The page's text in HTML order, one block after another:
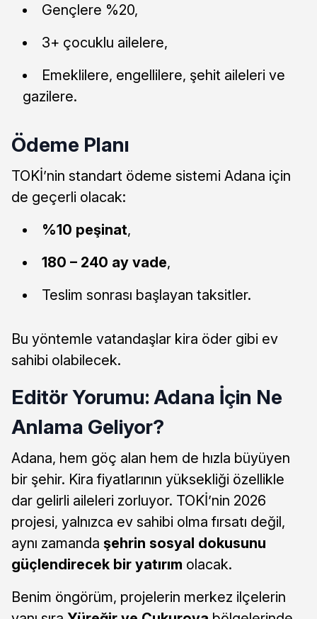
Gençlere %20,
3+ çocuklu ailelere,
Emeklilere, engellilere, şehit aileleri ve
gazilere.
Ödeme Planı
TOKİ’nin standart ödeme sistemi Adana için
de geçerli olacak:
%10 peşinat,
180 – 240 ay vade,
Teslim sonrası başlayan taksitler.
Bu yöntemle vatandaşlar kira öder gibi ev
sahibi olabilecek.
Editör Yorumu: Adana İçin Ne
Anlama Geliyor?
Adana, hem göç alan hem de hızla büyüyen
bir şehir. Kira fiyatlarının yüksekliği özellikle
dar gelirli aileleri zorluyor. TOKİ’nin 2026
projesi, yalnızca ev sahibi olma fırsatı değil,
aynı zamanda şehrin sosyal dokusunu
güçlendirecek bir yatırım olacak.
Benim öngörüm, projelerin merkez ilçelerin